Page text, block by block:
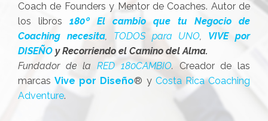
Coach de Founders y Mentor de Coaches. Autor de
los libros 180º El cambio que tu Negocio de
Coaching necesita, TODOS para UNO, VIVE por
DISEÑO y Recorriendo el Camino del Alma.
Fundador de laRED 180CAMBIO. Creador de las
marcasVive por Diseño® y Costa Rica Coaching
Adventure.